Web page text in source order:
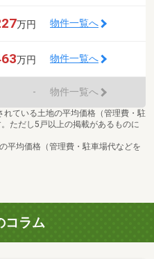
万円 物件一覧へ
万円 物件一覧へ
- 物件一覧へ
ている土地の平均価格（管理費・駐
ただし5戸以上の掲載があるものに
平均価格（管理費・駐車場代などを
コラム